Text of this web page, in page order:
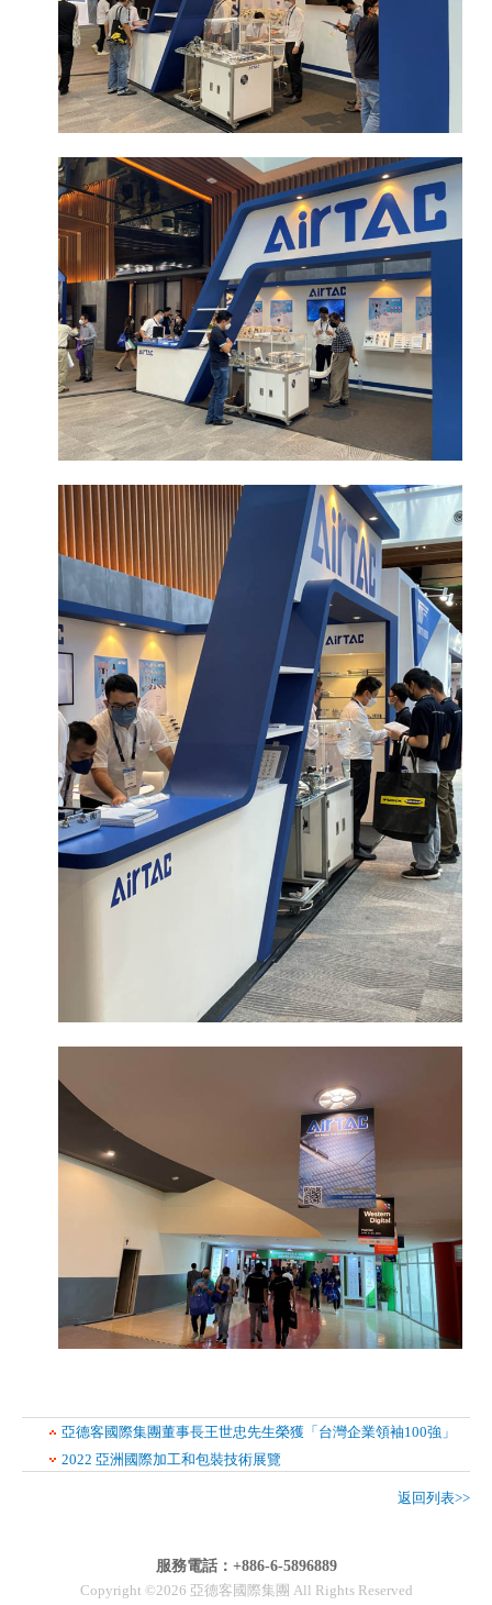
亞德客國際集團董事長王世忠先生榮獲「台灣企業領袖100強」
2022 亞洲國際加工和包裝技術展覽
返回列表>>
服務電話：+886-6-5896889
Copyright ©2026 亞德客國際集團 All Rights Reserved